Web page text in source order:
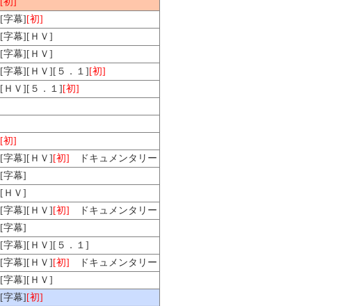
[字幕][初]
[字幕][ＨＶ]
[字幕][ＨＶ]
[字幕][ＨＶ][５．１][初]
[ＨＶ][５．１][初]
[初]
[字幕][ＨＶ][初] ドキュメンタリー
[字幕]
[ＨＶ]
[字幕][ＨＶ][初] ドキュメンタリー
[字幕]
[字幕][ＨＶ][５．１]
[字幕][ＨＶ][初] ドキュメンタリー
[字幕][ＨＶ]
[字幕][初]